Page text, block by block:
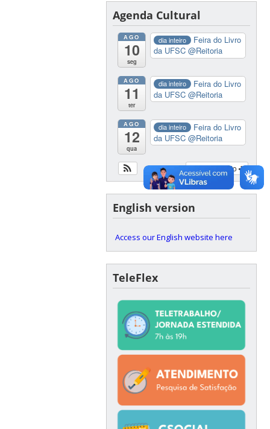
Agenda Cultural
AGO
10
seg
dia inteiro
Feira do Livro
da UFSC@Reitoria
AGO
11
ter
dia inteiro
Feira do Livro
da UFSC@Reitoria
AGO
12
qua
dia inteiro
Feira do Livro
da UFSC@Reitoria
Ver calendário
English version
Access our English website here
TeleFlex